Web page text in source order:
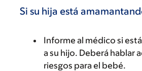
Si su hija está
Informe al médico si
a su hijo. Deberá hablar
riesgos para el bebé.